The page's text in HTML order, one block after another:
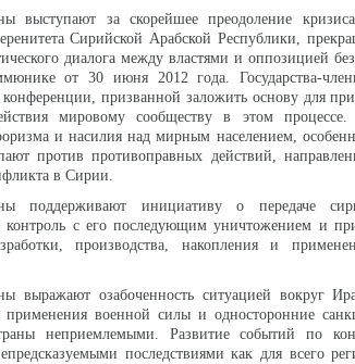
выступают за скорейшее преодоление
Сирийской Арабской Республики,
диалога между властями и оппозицией
от 30 июня 2012 года. Государства-
призванной заложить основу для
мировому сообществу в этом
и насилия над мирным населением,
против противоправных действий,
в Сирии.
поддерживают инициативу о передаче
контроль с его последующим уничтожением и
производства, накопления и
выражают озабоченность ситуацией вокруг
применения военной силы и односторонние
неприемлемыми. Развитие событий по
последствиями как для всего